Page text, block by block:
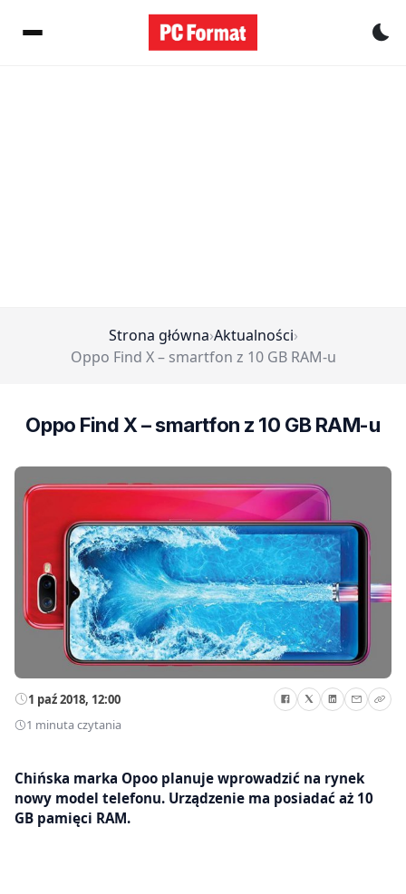
Strona główna›Aktualności›
Oppo Find X – smartfon z 10 GB RAM-u
Oppo Find X – smartfon z 10 GB RAM-u
1 paź 2018, 12:00
1 minuta czytania
Chińska marka Opoo planuje wprowadzić na rynek
nowy model telefonu. Urządzenie ma posiadać aż 10
GB pamięci RAM.